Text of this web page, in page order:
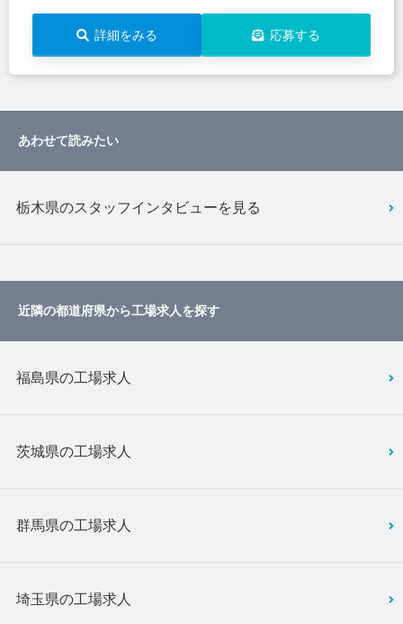
詳細をみる 応募する
あわせて読みたい
栃木県のスタッフインタビューを見る
近隣の都道府県から工場求人を探す
福島県の工場求人
茨城県の工場求人
群馬県の工場求人
埼玉県の工場求人